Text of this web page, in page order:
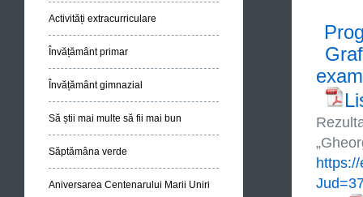
Activități extracurriculare
Învățământ primar
Învățământ gimnazial
Să știi mai multe să fii mai bun
Săptămâna verde
Aniversarea Centenarului Marii Uniri